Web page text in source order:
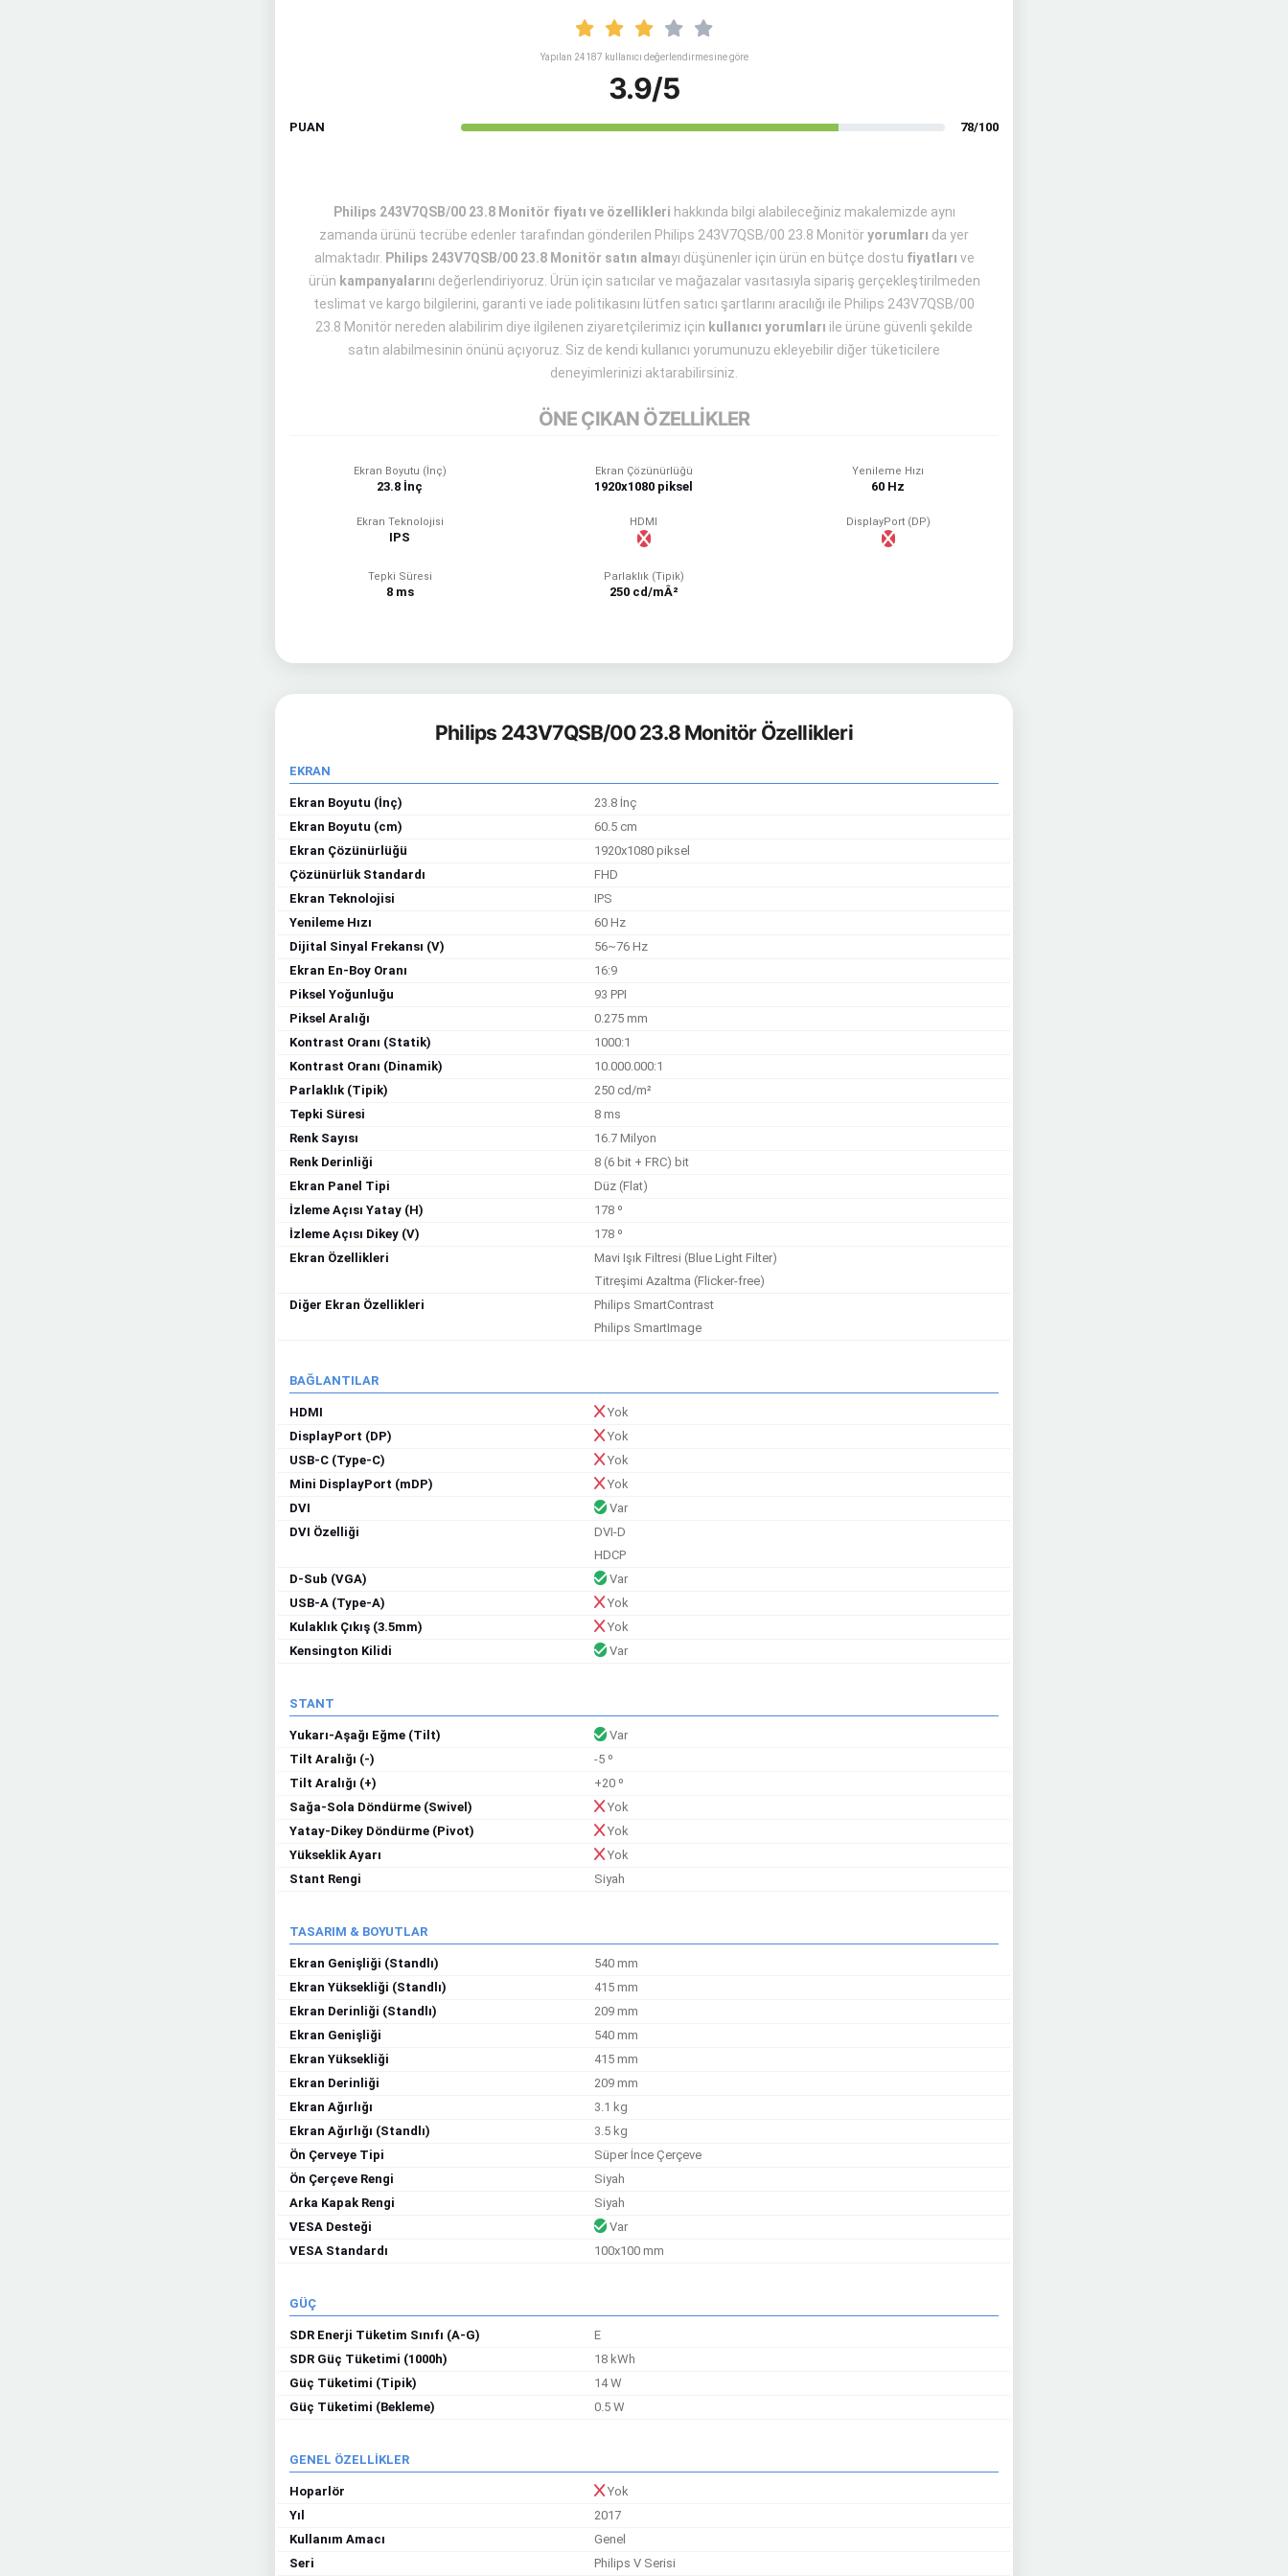
Yapılan 24187 kullanıcı değerlendirmesine göre
3.9/5
PUAN 78/100
Philips 243V7QSB/00 23.8 Monitör fiyatı ve özellikleri hakkında bilgi alabileceğiniz makalemizde aynı
zamanda ürünü tecrübe edenler tarafından gönderilen Philips 243V7QSB/00 23.8 Monitöryorumları da yer
almaktadır. Philips 243V7QSB/00 23.8 Monitör satın almayı düşünenler için ürün en bütçe dostu fiyatları ve
ürün kampanyalarını değerlendiriyoruz. Ürün için satıcılar ve mağazalar vasıtasıyla sipariş gerçekleştirilmeden
teslimat ve kargo bilgilerini, garanti ve iade politikasını lütfen satıcı şartlarını aracılığı ile Philips 243V7QSB/00
23.8 Monitör nereden alabilirim diye ilgilenen ziyaretçilerimiz için kullanıcı yorumları ile ürüne güvenli şekilde
satın alabilmesinin önünü açıyoruz. Siz de kendi kullanıcı yorumunuzu ekleyebilir diğer tüketicilere
deneyimlerinizi aktarabilirsiniz.
ÖNE ÇIKAN ÖZELLİKLER
Ekran Boyutu (İnç)
23.8 İnç
Ekran Çözünürlüğü
1920x1080 piksel
Yenileme Hızı
60 Hz
Ekran Teknolojisi
IPS
HDMI DisplayPort (DP)
Tepki Süresi
8 ms
Parlaklık (Tipik)
250 cd/mÂ²
Philips 243V7QSB/00 23.8 Monitör Özellikleri
EKRAN
Ekran Boyutu (İnç)
23.8 İnç
Ekran Boyutu (cm)
60.5 cm
Ekran Çözünürlüğü
1920x1080 piksel
Çözünürlük Standardı
FHD
Ekran Teknolojisi
IPS
Yenileme Hızı
60 Hz
Dijital Sinyal Frekansı (V)
56~76 Hz
Ekran En-Boy Oranı
16:9
Piksel Yoğunluğu
93 PPI
Piksel Aralığı
0.275 mm
Kontrast Oranı (Statik)
1000:1
Kontrast Oranı (Dinamik)
10.000.000:1
Parlaklık (Tipik)
250 cd/m²
Tepki Süresi
8 ms
Renk Sayısı
16.7 Milyon
Renk Derinliği
8 (6 bit + FRC) bit
Ekran Panel Tipi
Düz (Flat)
İzleme Açısı Yatay (H)
178 º
İzleme Açısı Dikey (V)
178 º
Ekran Özellikleri
Mavi Işık Filtresi (Blue Light Filter)
Titreşimi Azaltma (Flicker-free)
Diğer Ekran Özellikleri
Philips SmartContrast
Philips SmartImage
BAĞLANTILAR
HDMI
Yok
DisplayPort (DP)
Yok
USB-C (Type-C)
Yok
Mini DisplayPort (mDP)
Yok
DVI
Var
DVI Özelliği
DVI-D
HDCP
D-Sub (VGA)
Var
USB-A (Type-A)
Yok
Kulaklık Çıkış (3.5mm)
Yok
Kensington Kilidi
Var
STANT
Yukarı-Aşağı Eğme (Tilt)
Var
Tilt Aralığı (-)
-5 º
Tilt Aralığı (+)
+20 º
Sağa-Sola Döndürme (Swivel)
Yok
Yatay-Dikey Döndürme (Pivot)
Yok
Yükseklik Ayarı
Yok
Stant Rengi
Siyah
TASARIM & BOYUTLAR
Ekran Genişliği (Standlı)
540 mm
Ekran Yüksekliği (Standlı)
415 mm
Ekran Derinliği (Standlı)
209 mm
Ekran Genişliği
540 mm
Ekran Yüksekliği
415 mm
Ekran Derinliği
209 mm
Ekran Ağırlığı
3.1 kg
Ekran Ağırlığı (Standlı)
3.5 kg
Ön Çerveye Tipi
Süper İnce Çerçeve
Ön Çerçeve Rengi
Siyah
Arka Kapak Rengi
Siyah
VESA Desteği
Var
VESA Standardı
100x100 mm
GÜÇ
SDR Enerji Tüketim Sınıfı (A-G)
E
SDR Güç Tüketimi (1000h)
18 kWh
Güç Tüketimi (Tipik)
14 W
Güç Tüketimi (Bekleme)
0.5 W
GENEL ÖZELLİKLER
Hoparlör
Yok
Yıl
2017
Kullanım Amacı
Genel
Seri
Philips V Serisi